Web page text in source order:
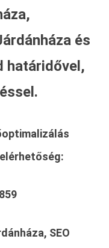
és
határidővel,
SEO